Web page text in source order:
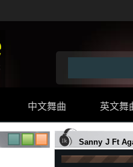
中文舞曲 英文舞
Sanny J Ft